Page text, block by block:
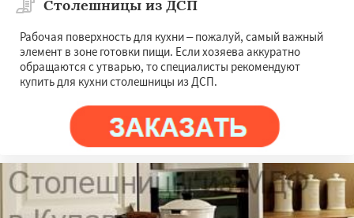
Столешницы из ДСП
Рабочая поверхность для кухни – пожалуй, самый важный
элемент в зоне готовки пищи. Если хозяева аккуратно
обращаются с утварью, то специалисты рекомендуют
купить для кухни столешницы из ДСП.